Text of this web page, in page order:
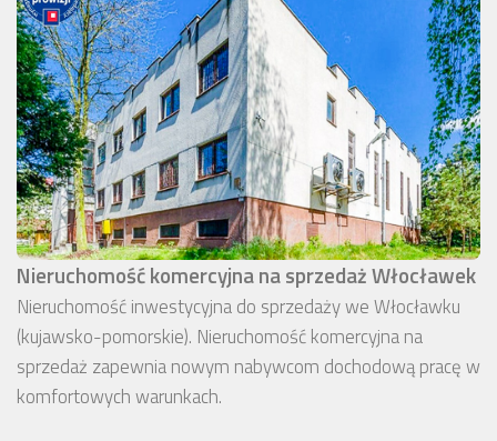
Nieruchomość komercyjna na sprzedaż Włocławek
Nieruchomość inwestycyjna do sprzedaży we Włocławku
(kujawsko-pomorskie). Nieruchomość komercyjna na
sprzedaż zapewnia nowym nabywcom dochodową pracę w
komfortowych warunkach.